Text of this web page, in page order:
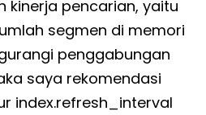
kinerja pencarian, yaitu
segmen di memori
penggabungan
saya rekomendasi
index.refresh_interval